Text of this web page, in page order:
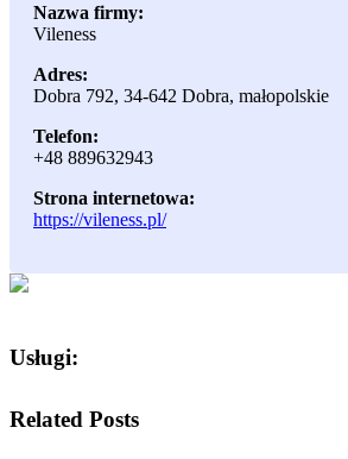
Nazwa firmy:
Vileness
Adres:
Dobra 792, 34-642 Dobra, małopolskie
Telefon:
+48 889632943
Strona internetowa:
https://vileness.pl/
Usługi:
Related Posts